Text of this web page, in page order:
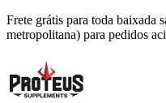
Ir
para
conteúdo
Frete grátis para toda baixada
metropolitana) para pedidos